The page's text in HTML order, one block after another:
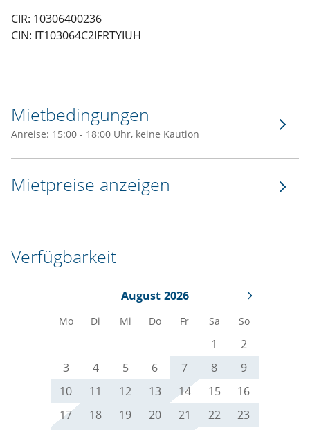
CIR: 10306400236
CIN: IT103064C2IFRTYIUH
Mietbedingungen
Anreise: 15:00 - 18:00 Uhr, keine Kaution
Mietpreise anzeigen
Verfügbarkeit
August 2026
Mo Di Mi Do Fr Sa So
1
2
3
4 5 6 7 8
9
10
11 12 13 14 15
16
17
18 19 20 21 22
23